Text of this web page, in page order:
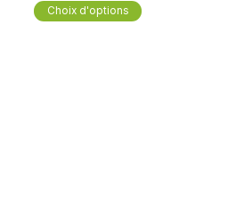
Choix d'options